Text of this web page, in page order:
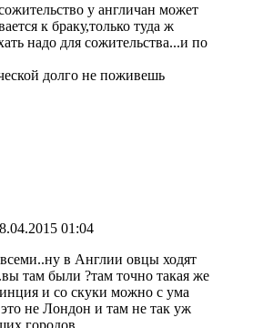
у англичан может
к браку,только туда ж
надо для сожительства...и по
долго не поживешь
01:04
всеми..ну в Англии овцы ходят
там были ?там точно такая же
и со скуки можно с ума
не Лондон и там не так уж
городов..